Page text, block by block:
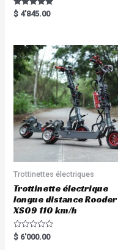
Rated
5.00
$ 4'845.00
Trottinettes électriques
Trottinette électrique
longue distance Rooder
XS09 110 km/h
R
a
$ 6'000.00